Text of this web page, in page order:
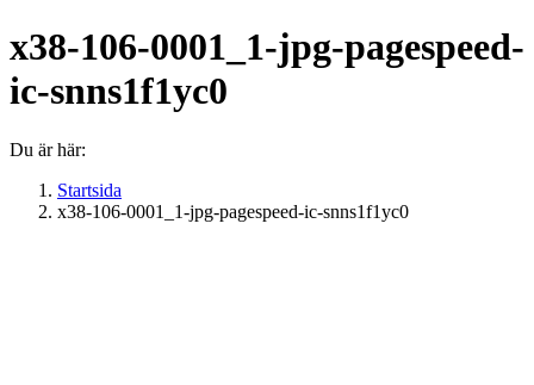
x38-106-0001_1-jpg-pagespeed-
ic-snns1f1yc0
Du är här:
Startsida
x38-106-0001_1-jpg-pagespeed-ic-snns1f1yc0